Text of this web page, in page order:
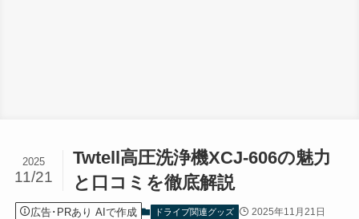
Twtell高圧洗浄機XCJ-606の魅力
と口コミを徹底解説
2025
11/21
広告･PRあり AIで作成 ドライブ関連グッズ 2025年11月21日